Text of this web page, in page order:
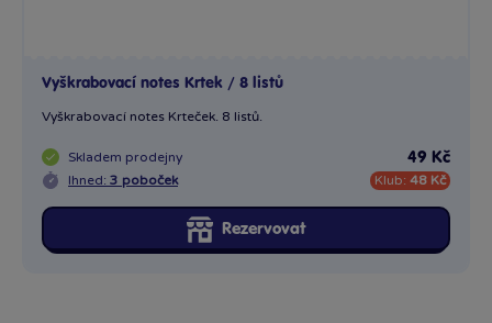
Vyškrabovací notes Krtek / 8 listů
Vyškrabovací notes Krteček. 8 listů.
Skladem prodejny
Ihned: 3 poboček
49 Kč
Klub: 48 Kč
Rezervovat